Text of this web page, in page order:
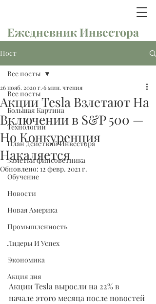
Ежедневник Инвестора
Пост
Все посты
Большая Картина
Технологии
План Действий Инвестора
Заметки финсоветника
Обучение
Новости
Новая Америка
Промышленность
Лидеры И Успех
Экономика
Акция дня
Все посты
Акции Tesla Взлетают На
Включении в S&P 500 —
Но Конкуренция
Накаляется
26 нояб. 2020 г. 6 мин. чтения
Обновлено: 12 февр. 2021 г.
Акции Tesla выросли на 22% в
начале этого месяца после новостей